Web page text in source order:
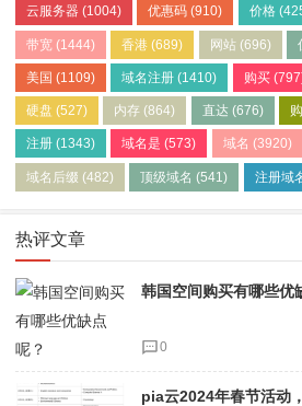
云服务器 (1004) 优惠码 (910) 价格
带宽 (1444) 香港 (689) 网站(696)
美国 (1109) 域名注册 (1410) 购买
硬盘 (527) 内存 (864) 直达 (676)
注册 (1343) 域名是 (573) 域名 (3920)
域名后缀 (482) 顶级域名 (541) 注册域
热评文章
韩国空间购买有哪些优
0
pia云2024年春节活动